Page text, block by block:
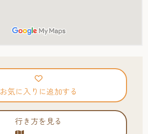
お気に入りに追加する
行き方を見る